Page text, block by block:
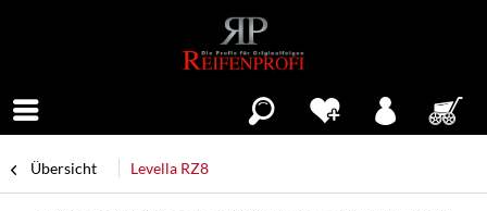
Übersicht Levella RZ8